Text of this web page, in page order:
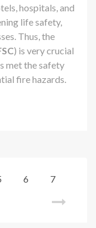
hospitals, and
life safety,
Thus, the
) is very crucial
met the safety
fire hazards.
6
7